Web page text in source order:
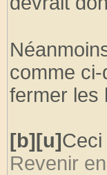
comme
fermer les
[b][u]
Revenir